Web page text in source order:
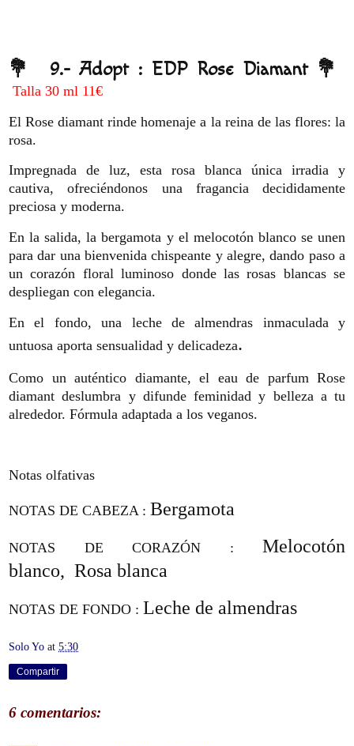
💐 9.- Adopt : EDP Rose Diamant 💐
Talla 30 ml 11€
El Rose diamant rinde homenaje a la reina de las flores: la
rosa.
Impregnada de luz, esta rosa blanca única irradia y
cautiva, ofreciéndonos una fragancia decididamente
preciosa y moderna.
En la salida, la bergamota y el melocotón blanco se unen
para dar una bienvenida chispeante y alegre, dando paso a
un corazón floral luminoso donde las rosas blancas se
despliegan con elegancia.
En el fondo, una leche de almendras inmaculada y
untuosa aporta sensualidad y delicadeza.
Como un auténtico diamante, el eau de parfum Rose
diamant deslumbra y difunde feminidad y belleza a tu
alrededor. Fórmula adaptada a los veganos.
Notas olfativas
NOTAS DE CABEZA : Bergamota
NOTAS DE CORAZÓN : Melocotón
blanco, Rosa blanca
NOTAS DE FONDO : Leche de almendras
Solo Yo at 5:30
Compartir
6 comentarios: